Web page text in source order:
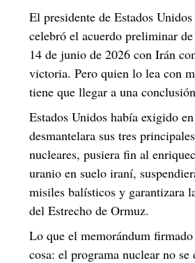
El presidente de Estados
celebró el acuerdo preliminar
14 de junio de 2026 con Irán
victoria. Pero quien lo lea con
tiene que llegar a una
Estados Unidos había exigido
desmantelara sus tres
nucleares, pusiera fin al
uranio en suelo iraní,
misiles balísticos y garantizara
del Estrecho de Ormuz.
Lo que el memorándum
cosa: el programa nuclear no se